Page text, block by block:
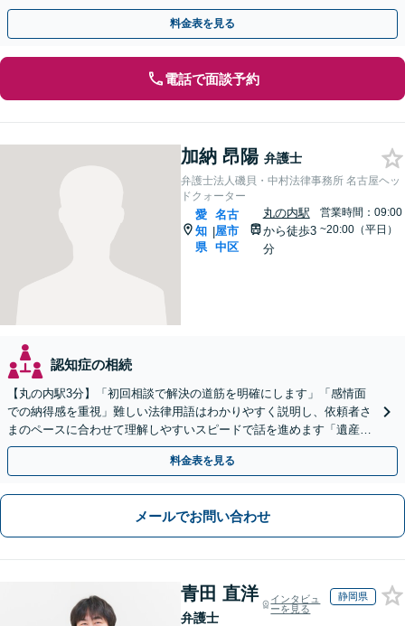
／成年後見など【丸の内駅4分】【完全個室】
料金表を見る
電話で面談予約
加納 昂陽 弁護士
弁護士法人磯貝・中村法律事務所 名古屋ヘッ
ドクォーター
愛
知
県
|
名古
屋市
中区
丸の内駅
から徒歩3
分
営業時間：09:00
~20:00（平日）
認知症の相続
【丸の内駅3分】「初回相談で解決の道筋を明確にします」「感情面
での納得感を重視」難しい法律用語はわかりやすく説明し、依頼者さ
まのペースに合わせて理解しやすいスピードで話を進めます「遺産分
割／遺言作成／相続放棄／遺産分割／遺留分侵害額請求」
料金表を見る
メールでお問い合わせ
青田 直洋
弁護士
インタビュ
ーを見る
静岡県